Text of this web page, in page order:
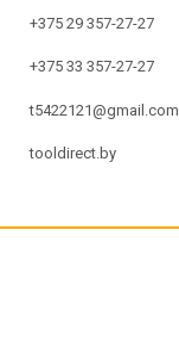
+375 29 357-27-27
+375 33 357-27-27
t5422121@gmail.com
tooldirect.by